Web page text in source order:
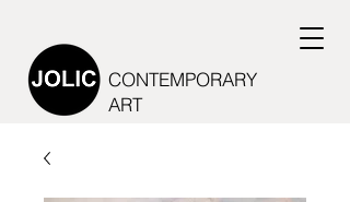
CONTEMPORARY
ART